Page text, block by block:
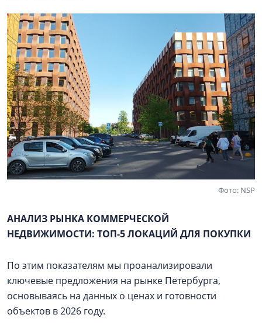
Фото: NSP
АНАЛИЗ РЫНКА КОММЕРЧЕСКОЙ
НЕДВИЖИМОСТИ: ТОП-5 ЛОКАЦИЙ ДЛЯ ПОКУПКИ
По этим показателям мы проанализировали
ключевые предложения на рынке Петербурга,
основываясь на данных о ценах и готовности
объектов в 2026 году.